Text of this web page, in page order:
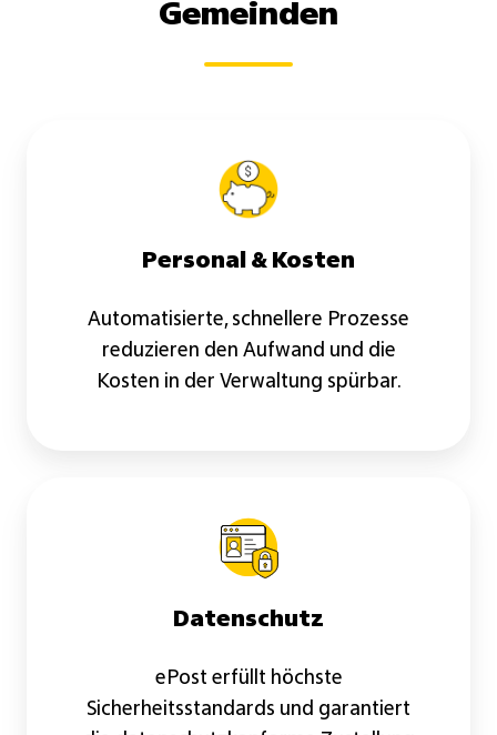
Gemeinden
Personal & Kosten
Automatisierte, schnellere Prozesse
reduzieren den Aufwand und die
Kosten in der Verwaltung spürbar.
Datenschutz
ePost erfüllt höchste
Sicherheitsstandards und garantiert